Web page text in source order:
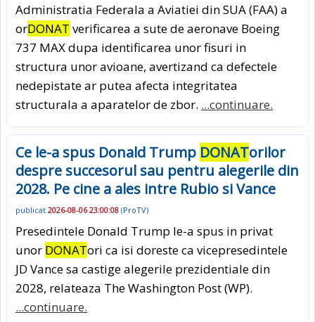
Administratia Federala a Aviatiei din SUA (FAA) a
orDONAT verificarea a sute de aeronave Boeing
737 MAX dupa identificarea unor fisuri in
structura unor avioane, avertizand ca defectele
nedepistate ar putea afecta integritatea
structurala a aparatelor de zbor. ...continuare.
Ce le-a spus Donald Trump DONATorilor
despre succesorul sau pentru alegerile din
2028. Pe cine a ales intre Rubio si Vance
publicat 2026-08-06 23:00:08 (ProTV)
Presedintele Donald Trump le-a spus in privat
unor DONATori ca isi doreste ca vicepresedintele
JD Vance sa castige alegerile prezidentiale din
2028, relateaza The Washington Post (WP).
...continuare.